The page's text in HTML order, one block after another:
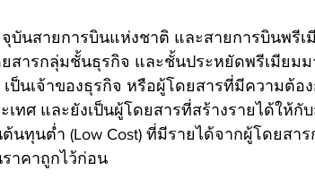
บันสายการบินแห่งชาติ และสายการบินพรี
สารกลุ่มชั้นธุรกิจ และชั้นประหยัดพรีเมียม
เป็นเจ้าของธุรกิจ หรือผู้โดยสารที่มีความต้อ
เทศ และยังเป็นผู้โดยสารที่สร้างรายได้ให้
นทุนต่ำ (Low Cost) ที่มีรายได้จากผู้โดยส
าคาถูกไว้ก่อน